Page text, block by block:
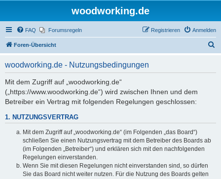
woodworking.de
FAQ Forumsregeln Anmelden
Registrieren
Foren-Übersicht
woodworking.de - Nutzungsbedingungen
Mit dem Zugriff auf „woodworking.de“
(„https://www.woodworking.de“) wird zwischen Ihnen und dem
Betreiber ein Vertrag mit folgenden Regelungen geschlossen:
1. NUTZUNGSVERTRAG
Mit dem Zugriff auf „woodworking.de“ (im Folgenden „das Board“)
schließen Sie einen Nutzungsvertrag mit dem Betreiber des Boards ab
(im Folgenden „Betreiber“) und erklären sich mit den nachfolgenden
Regelungen einverstanden.
Wenn Sie mit diesen Regelungen nicht einverstanden sind, so dürfen
Sie das Board nicht weiter nutzen. Für die Nutzung des Boards gelten